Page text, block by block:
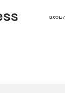
ВХОД /